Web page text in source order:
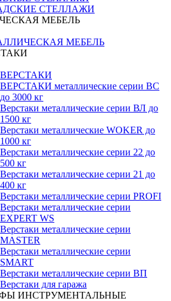
СТЕЛЛАЖИ
МЕБЕЛЬ
МЕБЕЛЬ
ВЕРСТАКИ
ВЕРСТАКИ металлические серии ВС
до 3000 кг
Верстаки металлические серии ВЛ до
1500 кг
Верстаки металлические WOKER до
1000 кг
Верстаки металлические серии 22 до
500 кг
Верстаки металлические серии 21 до
400 кг
Верстаки металлические серии PROFI
Верстаки металлические серии
EXPERT WS
Верстаки металлические серии
MASTER
Верстаки металлические серии
SMART
Верстаки металлические серии ВП
Верстаки для гаража
ИНСТРУМЕНТАЛЬНЫЕ